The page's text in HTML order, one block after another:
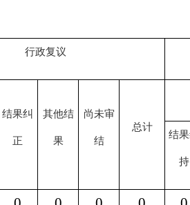
行政复议
结果纠
正
其他结
果
尚未审
结
总计
结
持